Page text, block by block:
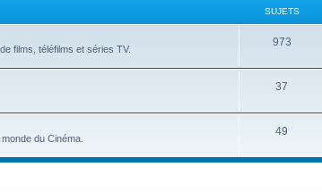
SUJETS
films, téléfilms et séries TV.
973
37
du Cinéma.
49